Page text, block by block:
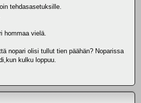
tehdasasetuksille.
hommaa vielä.
nopari olisi tullut tien päähän? Noparissa
kulku loppuu.